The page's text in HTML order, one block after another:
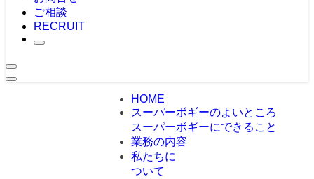
ご相談
RECRUIT
HOME
スーパーボギーのよいところ
スーパーボギーにできること
業務の内容
私たちに
ついて